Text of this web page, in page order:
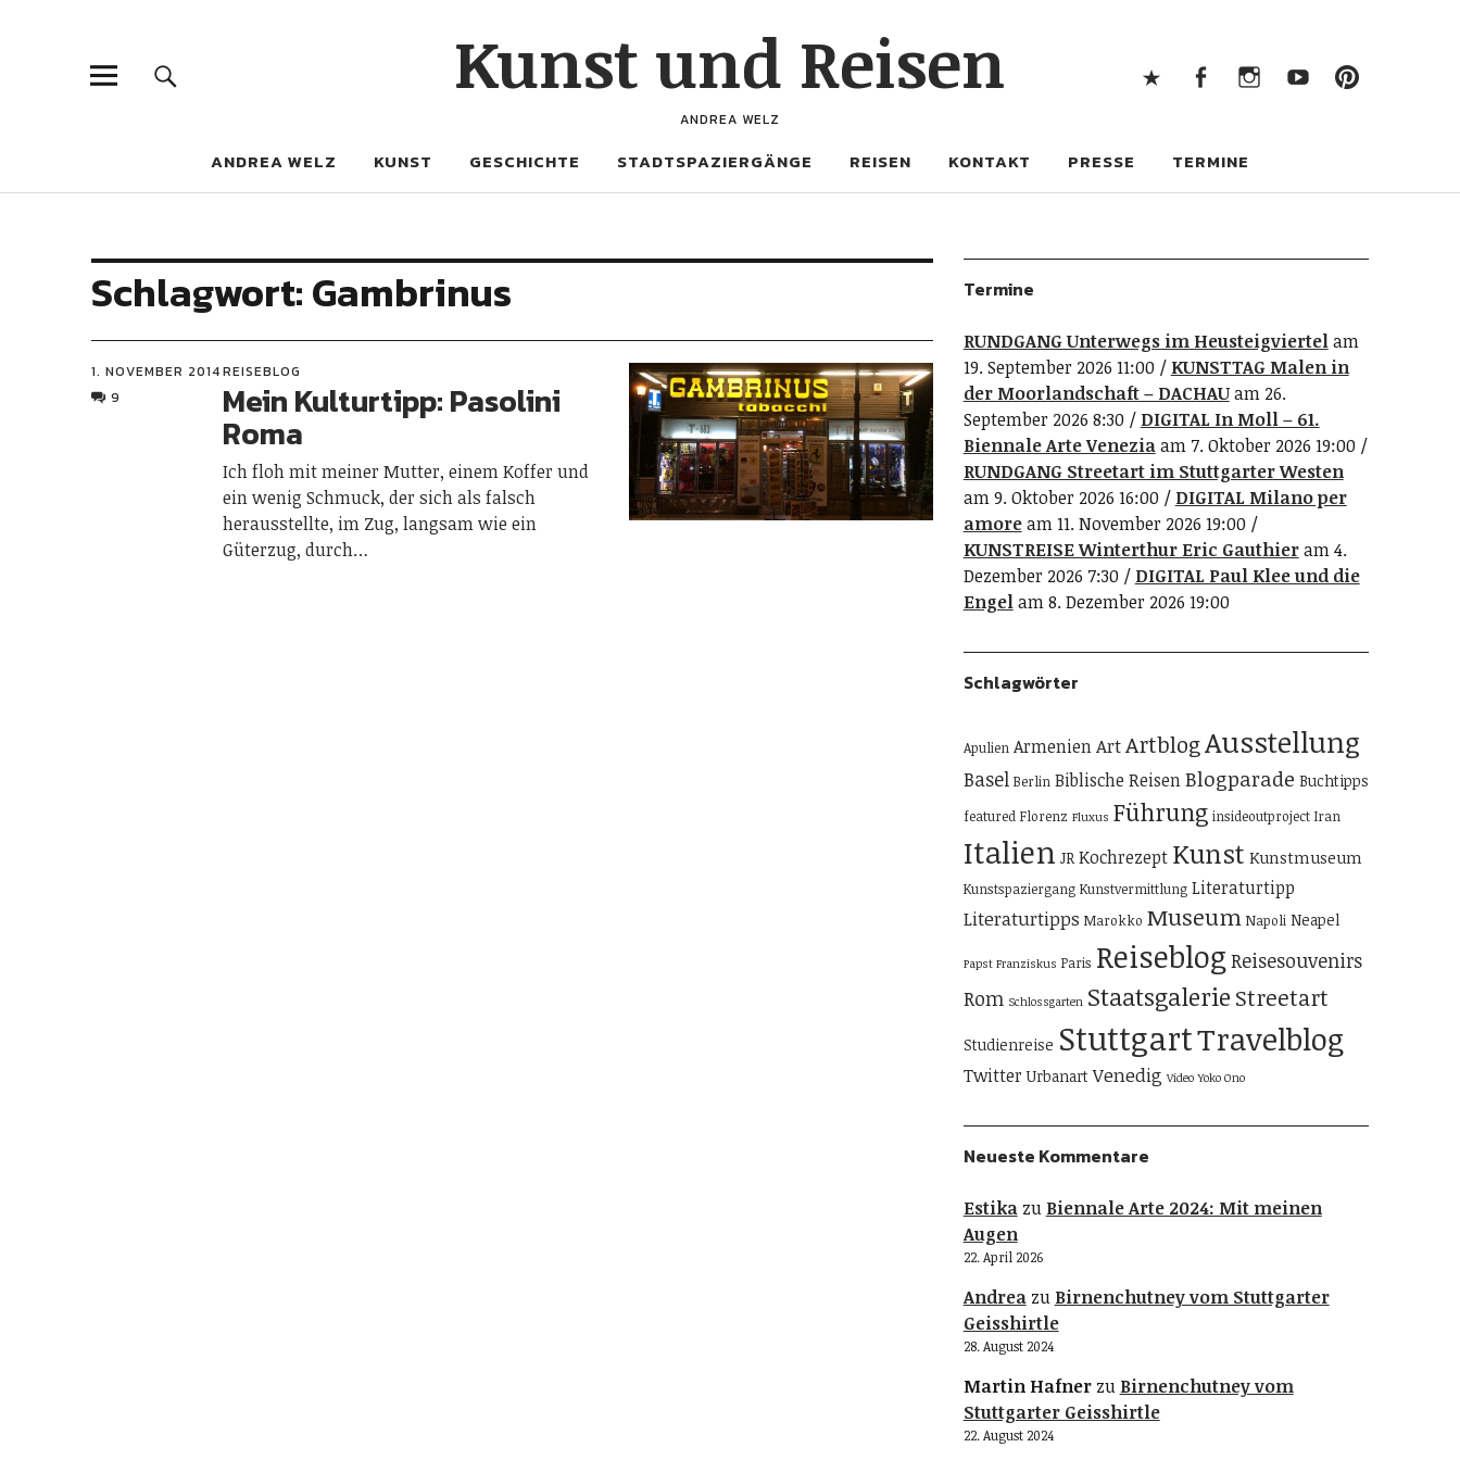
Kunst und Reisen
ANDREA WELZ
ANDREA WELZ KUNST GESCHICHTE STADTSPAZIERGÄNGE REISEN KONTAKT PRESSE TERMINE
Schlagwort:Gambrinus
1. NOVEMBER 2014
9
REISEBLOG
Mein Kulturtipp: Pasolini
Roma
Ich floh mit meiner Mutter, einem Koffer und
ein wenig Schmuck, der sich als falsch
herausstellte, im Zug, langsam wie ein
Güterzug, durch…
Termine
RUNDGANG Unterwegs im Heusteigviertelam
19. September 2026 11:00
KUNSTTAG Malen in
der Moorlandschaft – DACHAUam 26.
September 2026 8:30
DIGITAL In Moll – 61.
Biennale Arte Veneziaam 7. Oktober 2026 19:00
RUNDGANG Streetart im Stuttgarter Westen
am 9. Oktober 2026 16:00
DIGITAL Milano per
amoream 11. November 2026 19:00
KUNSTREISE Winterthur Eric Gauthieram 4.
Dezember 2026 7:30
DIGITAL Paul Klee und die
Engelam 8. Dezember 2026 19:00
Schlagwörter
Apulien ArmenienArtArtblogAusstellung
Basel Berlin Biblische ReisenBlogparade Buchtipps
featured Florenz Fluxus Führung insideoutproject Iran
Italien JR Kochrezept Kunst Kunstmuseum
Kunstspaziergang Kunstvermittlung Literaturtipp
Literaturtipps Marokko Museum Napoli Neapel
Papst Franziskus Paris Reiseblog Reisesouvenirs
Rom Schlossgarten Staatsgalerie Streetart
Studienreise StuttgartTravelblog
Twitter Urbanart Venedig Video Yoko Ono
Neueste Kommentare
Estikazu Biennale Arte 2024: Mit meinen
Augen
22. April 2026
Andreazu Birnenchutney vom Stuttgarter
Geisshirtle
28. August 2024
Martin Hafnerzu Birnenchutney vom
Stuttgarter Geisshirtle
22. August 2024